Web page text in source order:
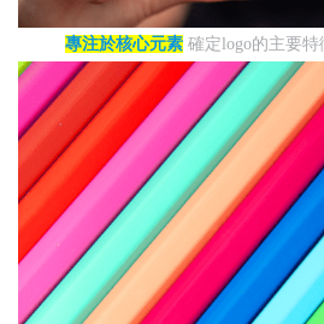
專注於核心元素確定logo的主要特